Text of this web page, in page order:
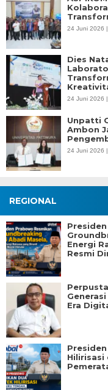
24 Juni 2026
Dies
24 Juni 2026
Unpatti
Ambon
24 Juni 2026
REGIONAL
Energi
Resmi
Era
Hilirisasi